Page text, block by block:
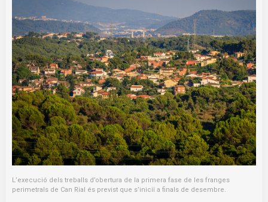
L’execució dels treballs d’obertura de la primera fase de les franges
perimetrals de Can Rial és previst que s’iniciï a finals de desembre.